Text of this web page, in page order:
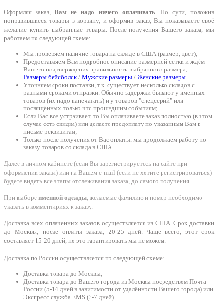
Оформляя заказ,Вам не надо ничего оплачивать. По сути, положив
понравившиеся товары в корзину, и оформив заказ, Вы показываете своё
желание купить выбранные товары. После получения Вашего заказа, мы
работаем по следующей схеме:
Мы проверяем наличие товара на складе в США (размер, цвет);
Предоставляем Вам подробное описание размерной сетки и ждём
Вашего подтверждения правильности выбранного размера;
Размеры бейсболок/ Мужские размеры / Женские размеры
Уточняем сроки поставки, т.к. существует несколько складов с
разными сроками отправки. Обычно задержки бывают у именных
товаров (их надо напечатать) и у товаров "спецсерий" или
посвящённых только что прошедшим событиям;
Если Вас все устраивает, то Вы оплачиваете заказ полностью (в этом
случае есть скидка) или делаете предоплату по указанным Вам в
письме реквизитам;
Только после получения от Вас оплаты, мы продолжаем работу по
заказу товаров со склада в США.
Далее в личном кабинете (если Вы зарегистрируетесь на сайте при
оформлении заказа) или на Вашем e-mail (если не хотите регистрироваться)
будете видеть все этапы отслеживания заказа, до самого получения.
При выборе именной одежды, желаемые фамилию и номер необходимо
указать в комментариях к заказу.
Доставка всех оплаченных заказов осуществляется из США. Срок доставки
до Москвы, после оплаты заказа, 20-25 дней. Чаще всего, этот срок
составляет 15-20 дней, но это гарантировать мы не можем.
Доставка по России осуществляется по следующей схеме:
Доставка товара до Москвы;
Доставка товара до Вашего города из Москвы посредством Почта
России (5-14 дней в зависимости от удалённости Вашего города) или
Экспресс служба EMS (3-7 дней).